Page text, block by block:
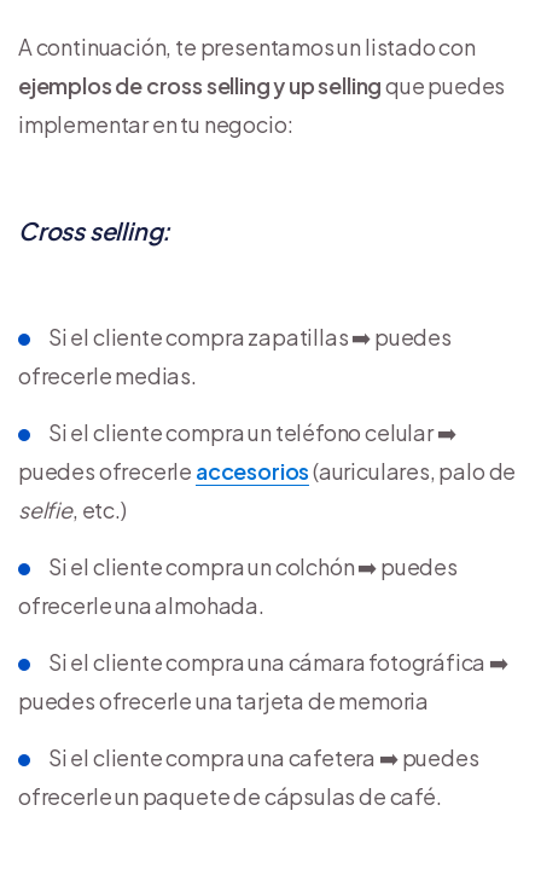
A continuación, te presentamos un listado con
ejemplos de cross selling y up sellingque puedes
implementar en tu negocio:
Cross selling:
Si el cliente compra zapatillas ➡️ puedes
ofrecerle medias.
Si el cliente compra un teléfono celular ➡️
puedes ofrecerle accesorios(auriculares, palo de
selfie, etc.)
Si el cliente compra un colchón ➡️ puedes
ofrecerle una almohada.
Si el cliente compra una cámara fotográfica ➡️
puedes ofrecerle una tarjeta de memoria
Si el cliente compra una cafetera ➡️ puedes
ofrecerle un paquete de cápsulas de café.